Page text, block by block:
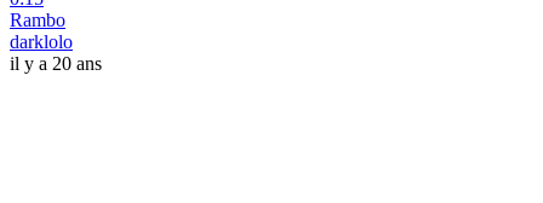
Rambo
darklolo
il y a 20 ans